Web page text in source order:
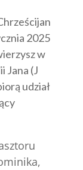
2025
w
Jana (J
udział